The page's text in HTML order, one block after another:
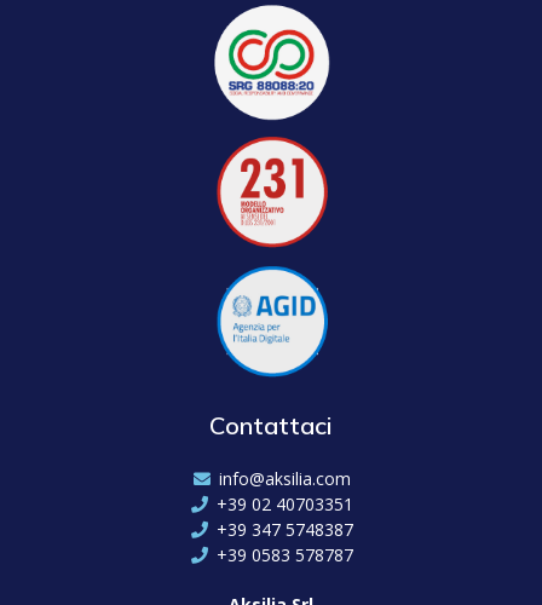
Contattaci
info@aksilia.com
+39 02 40703351
+39 347 5748387
+39 0583 578787